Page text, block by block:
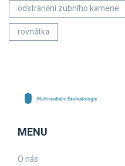
odstranění zubního kamene
rovnátka
MENU
O nás